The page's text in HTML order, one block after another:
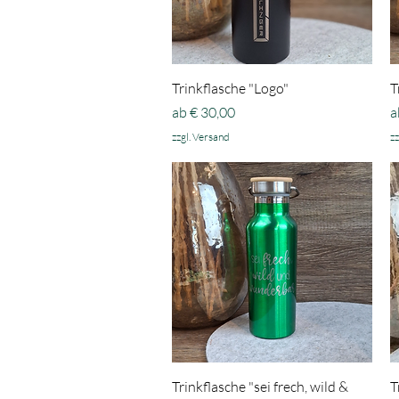
Schnellansicht
Trinkflasche "Logo"
ab € 30,00
Sale-Preis
zzgl. Versand
Schnellansicht
Trinkflasche "sei frech, wild &